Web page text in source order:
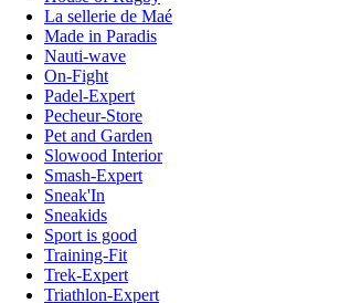
La sellerie de Maé
Made in Paradis
Nauti-wave
On-Fight
Padel-Expert
Pecheur-Store
Pet and Garden
Slowood Interior
Smash-Expert
Sneak'In
Sneakids
Sport is good
Training-Fit
Trek-Expert
Triathlon-Expert